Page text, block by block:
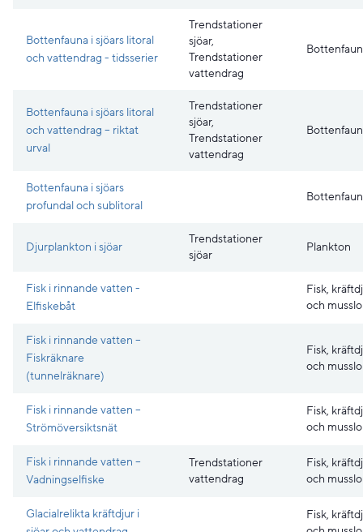
Bottenfauna i sjöars litoral
och vattendrag - tidsserier
Trendstationer
sjöar,
Trendstationer
vattendrag
Bottenfauna i sjöars litoral
och vattendrag – riktat
urval
Trendstationer
sjöar,
Trendstationer
vattendrag
Bottenfauna i sjöars
profundal och sublitoral
Djurplankton i sjöar
Trendstationer
sjöar
Plankton
Fisk i rinnande vatten -
Elfiskebåt
Fisk,
och
Fisk i rinnande vatten –
Fiskräknare
(tunnelräknare)
Fisk,
och
Fisk i rinnande vatten –
Strömöversiktsnät
Fisk,
och
Fisk i rinnande vatten –
Vadningselfiske
Trendstationer
vattendrag
Fisk,
och
Glacialrelikta kräftdjur i
Fisk,